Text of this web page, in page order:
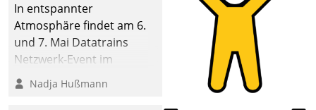
In entspannter
Atmosphäre findet am 6.
und 7. Mai Datatrains
Netzwerk-Event im
Kunden- und Partnerkreis
statt. Zentrale Frage: Wie
Nadja Hußmann